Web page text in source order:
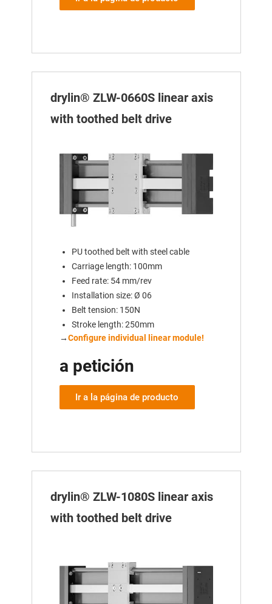
drylin® ZLW-0660S linear axis
with toothed belt drive
PU toothed belt with steel cable
Carriage length: 100mm
Feed rate: 54 mm/rev
Installation size: Ø 06
Belt tension: 150N
Stroke length: 250mm
→Configure individual linear module!
a petición
Ir a la página de producto
drylin® ZLW-1080S linear axis
with toothed belt drive